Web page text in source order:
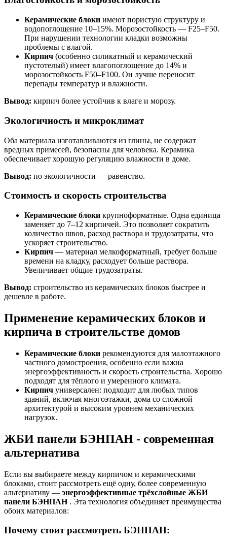
Керамические блоки имеют пористую структуру и
водопоглощение 10–15%. Морозостойкость — F25–F50.
При нарушении технологии кладки возможны
проблемы с влагой.
Кирпич (особенно силикатный и керамический
пустотелый) имеет влагопоглощение до 14% и
морозостойкость F50–F100. Он лучше переносит
перепады температур и влажности.
Вывод: кирпич более устойчив к влаге и морозу.
Экологичность и микроклимат
Оба материала изготавливаются из глины, не содержат
вредных примесей, безопасны для человека. Керамика
обеспечивает хорошую регуляцию влажности в доме.
Вывод: по экологичности — равенство.
Стоимость и скорость строительства
Керамические блоки крупноформатные. Одна единица
заменяет до 7–12 кирпичей. Это позволяет сократить
количество швов, расход раствора и трудозатраты, что
ускоряет строительство.
Кирпич — материал мелкоформатный, требует больше
времени на кладку, расходует больше раствора.
Увеличивает общие трудозатраты.
Вывод: строительство из керамических блоков быстрее и
дешевле в работе.
Применение керамических блоков и
кирпича в строительстве домов
Керамические блоки рекомендуются для малоэтажного
частного домостроения, особенно если важна
энергоэффективность и скорость строительства. Хорошо
подходят для тёплого и умеренного климата.
Кирпич универсален: подходит для любых типов
зданий, включая многоэтажки, дома со сложной
архитектурой и высоким уровнем механических
нагрузок.
ЖБИ панели БЭНПАН - современная
альтернатива
Если вы выбираете между кирпичом и керамическими
блоками, стоит рассмотреть ещё одну, более современную
альтернативу — энергоэффективные трёхслойные ЖБИ
панели БЭНПАН. Эта технология объединяет преимущества
обоих материалов:
Почему стоит рассмотреть БЭНПАН: